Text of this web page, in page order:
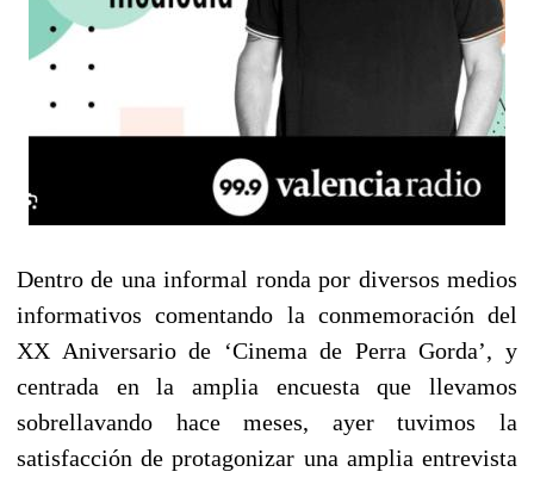
Dentro de una informal ronda por diversos medios
informativos comentando la conmemoración del
XX Aniversario de ‘Cinema de Perra Gorda’, y
centrada en la amplia encuesta que llevamos
sobrellavando hace meses, ayer tuvimos la
satisfacción de protagonizar una amplia entrevista